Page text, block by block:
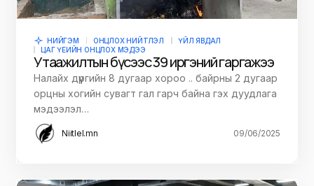
НИЙГЭМ ОНЦЛОХ НИЙТЛЭЛ
ҮЙЛ ЯВДАЛ
ЦАГ ҮЕИЙН ОНЦЛОХ МЭДЭЭ
Утаажилтын бүсээс 39 иргэний гаргажээ
Налайх дүүргийн 8 дугаар хороо .. байрны 2 дугаар
орцны хогийн сувагт гал гарч байна гэх дуудлага
мэдээлэл…
Niitlel.mn 09/06/2025